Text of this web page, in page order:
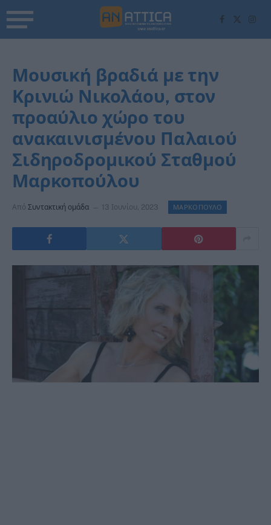
Facebook
X
(Twitter)
Μουσική βραδιά με την
Κρινιώ Νικολάου, στον
προαύλιο χώρο του
ανακαινισμένου Παλαιού
Σιδηροδρομικού Σταθμού
Μαρκοπούλου
Από Συντακτική ομάδα 13 Ιουνίου, 2023 ΜΑΡΚΟΠΟΥΛΟ